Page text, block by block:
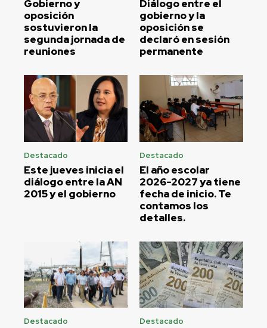
Gobierno y
oposición
sostuvieron la
segunda jornada de
reuniones
Diálogo entre el
gobierno y la
oposición se
declaró en sesión
permanente
Destacado
Este jueves inicia el
diálogo entre la AN
2015 y el gobierno
Destacado
El año escolar
2026-2027 ya tiene
fecha de inicio. Te
contamos los
detalles.
Destacado Destacado